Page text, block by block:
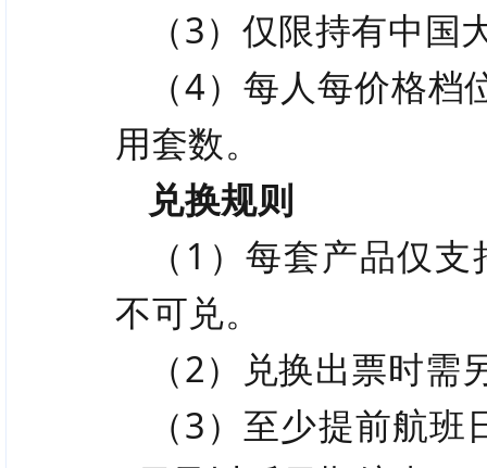
（3）仅限持有中
（4）每人每价格
用套数。
兑换规则
（1）每套产品仅
不可兑。
（2）兑换出票时
（3）至少提前航